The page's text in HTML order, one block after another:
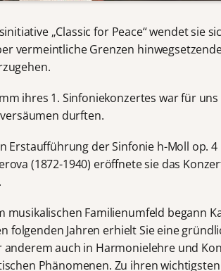
„Classic for Peace“ wendet sie
vermeintliche Grenzen
ihres 1. Sinfoniekonzertes war für
durften.
Erstaufführung der Sinfonie h-Moll op.
(1872-1940) eröffnete sie das
musikalischen Familienumfeld begann
folgenden Jahren erhielt Sie eine
auch in Harmonielehre und
Phänomenen. Zu ihren